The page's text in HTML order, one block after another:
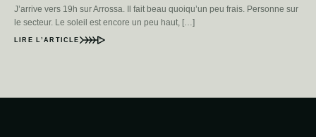
J’arrive vers 19h sur Arrossa. Il fait beau quoiqu’un peu frais. Personne sur
le secteur. Le soleil est encore un peu haut, […]
LIRE L’ARTICLE